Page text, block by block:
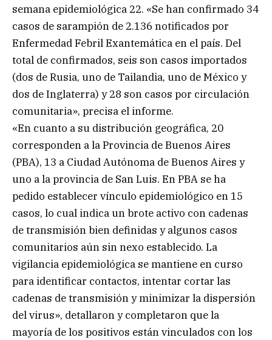
semana epidemiológica 22. «Se han confirmado 34
casos de sarampión de 2.136 notificados por
Enfermedad Febril Exantemática en el país. Del
total de confirmados, seis son casos importados
(dos de Rusia, uno de Tailandia, uno de México y
dos de Inglaterra) y 28 son casos por circulación
comunitaria», precisa el informe.
«En cuanto a su distribución geográfica, 20
corresponden a la Provincia de Buenos Aires
(PBA), 13 a Ciudad Autónoma de Buenos Aires y
uno a la provincia de San Luis. En PBA se ha
pedido establecer vínculo epidemiológico en 15
casos, lo cual indica un brote activo con cadenas
de transmisión bien definidas y algunos casos
comunitarios aún sin nexo establecido. La
vigilancia epidemiológica se mantiene en curso
para identificar contactos, intentar cortar las
cadenas de transmisión y minimizar la dispersión
del virus», detallaron y completaron que la
mayoría de los positivos están vinculados con los